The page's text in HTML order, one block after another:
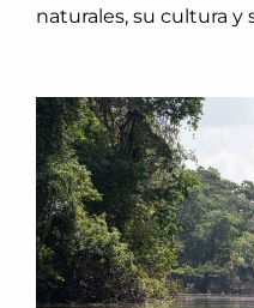
naturales, su cultura y